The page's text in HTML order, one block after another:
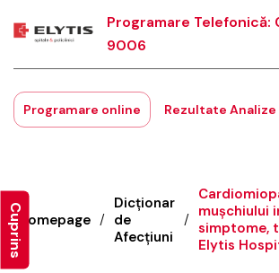
Programare Telefonică:
9006
Programare online Rezultate Analize
Homepage /
Dicționar
de
Afecțiuni
/ mușchiului
simptome,
Elytis
Cuprins